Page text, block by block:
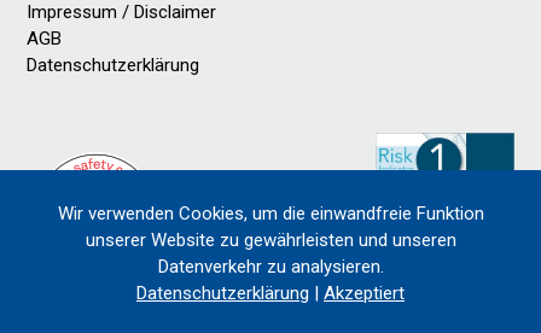
Impressum / Disclaimer
AGB
Datenschutzerklärung
Wir verwenden Cookies, um die einwandfreie Funktion
unserer Website zu gewährleisten und unseren
Datenverkehr zu analysieren.
Datenschutzerklärung | Akzeptiert